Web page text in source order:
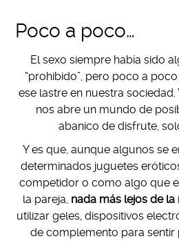
Poco a poco…
El sexo siempre había sido
“prohibido”, pero poco a
ese lastre en nuestra
nos abre un mundo de
abanico de disfrute,
Y es que, aunque algunos se
determinados juguetes
competidor o como algo que
la pareja, nada más lejos de la
utilizar geles, dispositivos
de complemento para sentir